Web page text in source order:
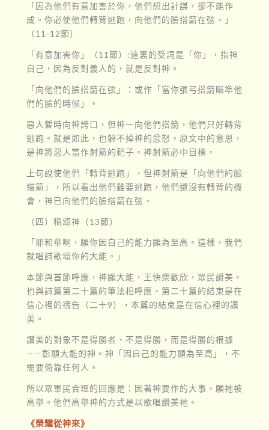
「因為他們有意加害於你，他們想出計謀，卻不能作
成。你必使他們轉背逃跑，向他們的臉搭箭在弦。」
（11-12節）
「有意加害你」（11節）:這裏的受詞是「你」，指神
自己，因為反對義人的，就是反對神。
「向他們的臉搭箭在弦」：或作「當你張弓搭箭瞄準他
們的臉的時候」。
惡人暫時向神誇口，但神一向他們搭箭，他們只好轉背
逃跑。就是如此，也躲不掉神的忿怒。原文中的意思，
是神將惡人當作射箭的靶子。神射箭必中目標。
上句說使他們「轉背逃跑」，但神射箭是「向他們的臉
搭箭」，所以看出他們雖要逃跑，他們還沒有轉背的機
會，神已向他們的臉搭箭在弦。
（四）稱頌神（13節）
「耶和華啊，願你因自己的能力顯為至高。這樣，我們
就唱詩歌頌你的大能。」
本節與首節呼應，神顯大能，王快樂歡欣，眾民讚美。
也與詩篇第二十篇的筆法相呼應。第二十篇的結束是在
信心裡的禱告（二十9），本篇的結束是在信心裡的讚
美。
讚美的對象不是得勝者、不是得勝，而是得勝的根據
——彰顯大能的神。神「因自己的能力顯為至高」，不
需要倚靠任何人。
所以眾軍民合理的回應是：因著神要作的大事，願祂被
高舉。他們高舉神的方式是以歌唱讚美祂。
《榮耀從神來》